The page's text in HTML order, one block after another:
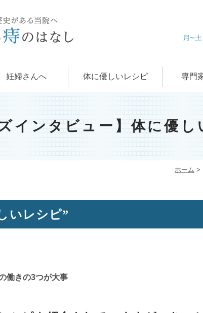
妊婦さんへ 体に優しいレシピ 専門
お
痔の治
学
肛門科
インタビュー】体に優
ホーム >
いレシピ”
働きの3つが大事